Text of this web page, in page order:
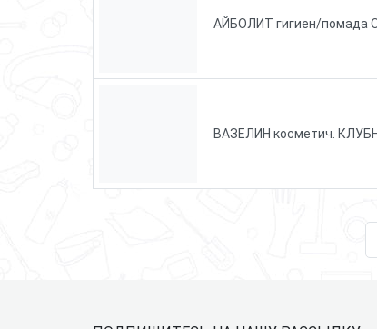
АЙБОЛИТ гигиен/помада
ВАЗЕЛИН косметич.